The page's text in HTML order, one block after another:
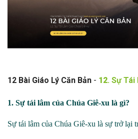
12 Bài Giáo Lý Căn Bản - 12. Sự Tái
1. Sự tái lâm của Chúa Giê-xu là gì?
Sự tái lâm của Chúa Giê-xu là sự trở lại